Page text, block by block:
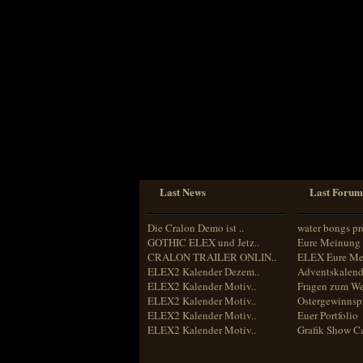
Last News
Die Cralon Demo ist ..
GOTHIC ELEX und Jetz..
CRALON TRAILER ONLIN..
ELEX2 Kalender Dezem..
ELEX2 Kalender Motiv..
ELEX2 Kalender Motiv..
ELEX2 Kalender Motiv..
ELEX2 Kalender Motiv..
Last Forum
water bongs
Eure Meinung
ELEX Eure
Fragen zum
Euer Portfolio
Grafik Show